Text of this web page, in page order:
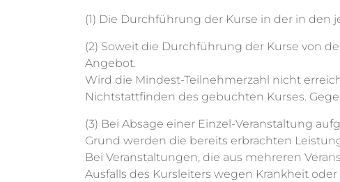
(1) Die Durchführung der Kurse in der in
(2) Soweit die Durchführung der Kurse von
Angebot.
Wird die Mindest-Teilnehmerzahl nicht
Nichtstattfinden des gebuchten Kurses.
(3) Bei Absage einer Einzel-Veranstaltung
Grund werden die bereits erbrachten
Bei Veranstaltungen, die aus mehreren
Ausfalls des Kursleiters wegen Krankheit